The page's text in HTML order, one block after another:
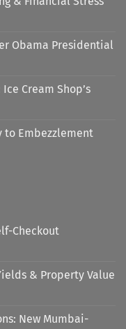
Obama Presidential
Cream Shop’s
to Embezzlement
Checkout
& Property Value
New Mumbai-